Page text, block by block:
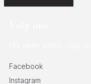
Facebook
Instagram